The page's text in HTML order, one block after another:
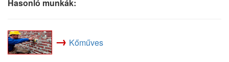
Hasonló munkák:
→ Kőműves